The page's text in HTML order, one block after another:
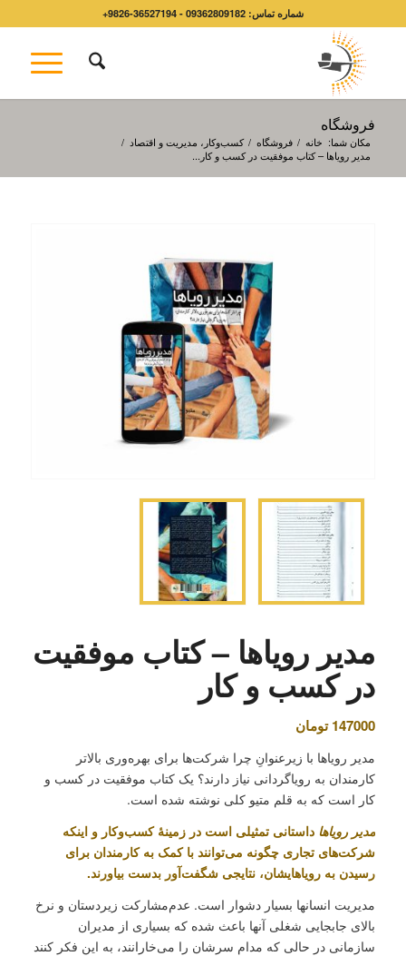
شماره تماس: 09362809182 - 36527194-9826+
فروشگاه
مکان شما: خانه / فروشگاه / کسب‌وکار، مدیریت و اقتصاد /
مدیر رویاها – کتاب موفقیت در کسب و کار...
مدیر رویاها – کتاب موفقیت
در کسب و کار
147000 تومان
مدیر رویاها با زیرعنوانِ چرا شرکت‌ها برای بهره‌وری بالاتر
کارمندان به رویاگردانی نیاز دارند؟ یک کتاب موفقیت در کسب و
کار است که به قلم متیو کلی نوشته شده است.
مدیر رویاها داستانی تمثیلی است در زمینۀ کسب‌وکار و اینکه
شرکت‌های تجاری چگونه می‌توانند با کمک به کارمندان برای
رسیدن به رویاهایشان، نتایجی شگفت‌آور بدست بیاورند.
مدیریت انسانها بسیار دشوار است. عدم‌مشارکت زیردستان و نرخ
بالای جابجایی شغلی آنها باعث شده که بسیاری از مدیران
سازمانی در حالی که مدام سرشان را می‌خارانند، به این فکر کنند